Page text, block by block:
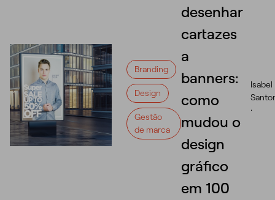
Branding
Design
Gestão
de marca
desenhar
cartazes
a
banners:
como
mudou o
design
gráfico
em 100
Isabel
·